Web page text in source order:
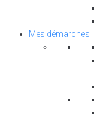
Mes démarches